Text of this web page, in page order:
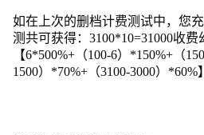
如在上次的删档计费测试中，您
测共可获得：3100*10=31000收费
【6*500%+（100-6）*150%+（
1500）*70%+（3100-3000）